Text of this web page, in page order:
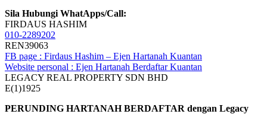
Sila Hubungi WhatApps/Call:
FIRDAUS HASHIM
010-2289202
REN39063
FB page : Firdaus Hashim – Ejen Hartanah Kuantan
Website personal : Ejen Hartanah Berdaftar Kuantan
LEGACY REAL PROPERTY SDN BHD
E(1)1925
PERUNDING HARTANAH BERDAFTAR dengan Legacy